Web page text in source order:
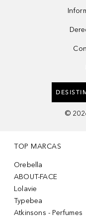
©
TOP MARCAS
Orebella
ABOUT-FACE
Lolavie
Typebea
Atkinsons - Perfumes